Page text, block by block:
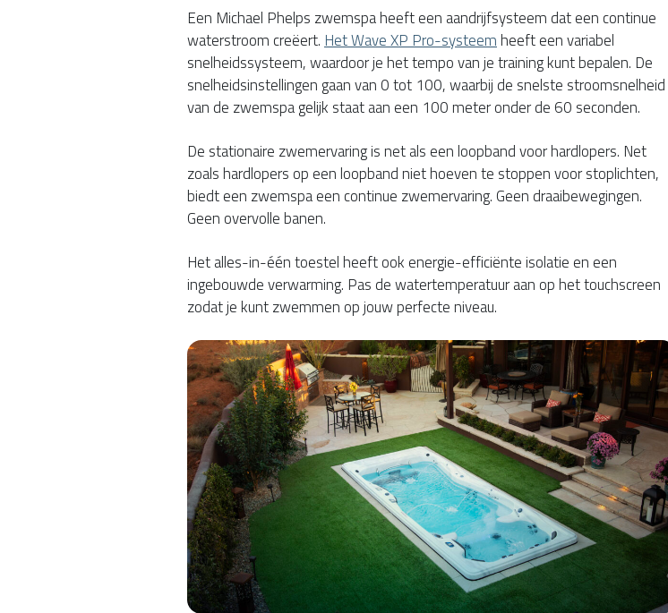
Een Michael Phelps zwemspa heeft een aandrijfsysteem dat een continue
waterstroom creëert. Het Wave XP Pro-systeemheeft een variabel
snelheidssysteem, waardoor je het tempo van je training kunt bepalen. De
snelheidsinstellingen gaan van 0 tot 100, waarbij de snelste stroomsnelheid
van de zwemspa gelijk staat aan een 100 meter onder de 60 seconden.
De stationaire zwemervaring is net als een loopband voor hardlopers. Net
zoals hardlopers op een loopband niet hoeven te stoppen voor stoplichten,
biedt een zwemspa een continue zwemervaring. Geen draaibewegingen.
Geen overvolle banen.
Het alles-in-één toestel heeft ook energie-efficiënte isolatie en een
ingebouwde verwarming. Pas de watertemperatuur aan op het touchscreen
zodat je kunt zwemmen op jouw perfecte niveau.